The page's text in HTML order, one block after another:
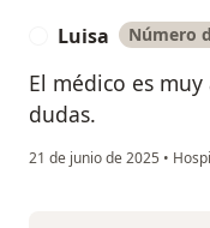
Luisa Número
El médico es
dudas.
21 de junio de 2025 •